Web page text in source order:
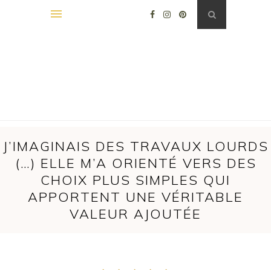
J’IMAGINAIS DES TRAVAUX LOURDS
(…) ELLE M’A ORIENTÉ VERS DES
CHOIX PLUS SIMPLES QUI
APPORTENT UNE VÉRITABLE
VALEUR AJOUTÉE